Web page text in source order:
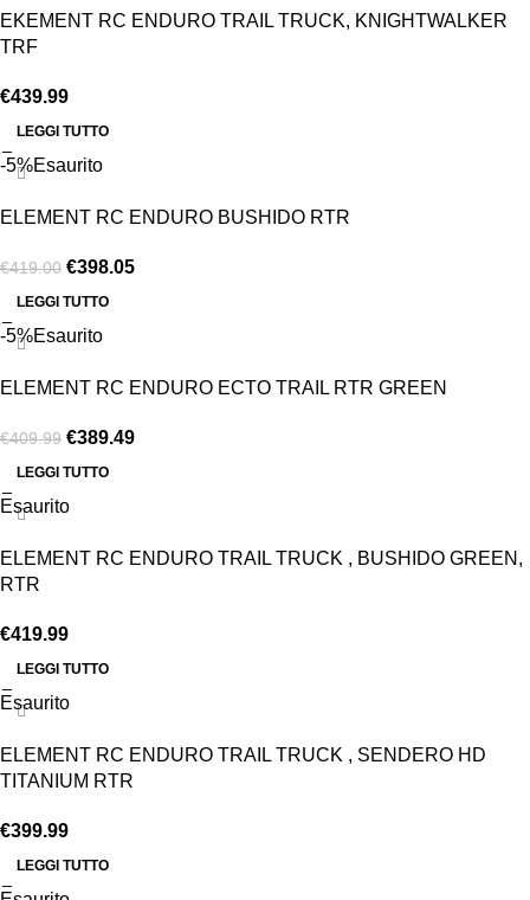
EKEMENT RC ENDURO TRAIL TRUCK, KNIGHTWALKER
TRF
€439.99
LEGGI TUTTO
-5%Esaurito
ELEMENT RC ENDURO BUSHIDO RTR
€419.00 €398.05
LEGGI TUTTO
-5%Esaurito
ELEMENT RC ENDURO ECTO TRAIL RTR GREEN
€409.99 €389.49
LEGGI TUTTO
Esaurito
ELEMENT RC ENDURO TRAIL TRUCK , BUSHIDO GREEN,
RTR
€419.99
LEGGI TUTTO
Esaurito
ELEMENT RC ENDURO TRAIL TRUCK , SENDERO HD
TITANIUM RTR
€399.99
LEGGI TUTTO